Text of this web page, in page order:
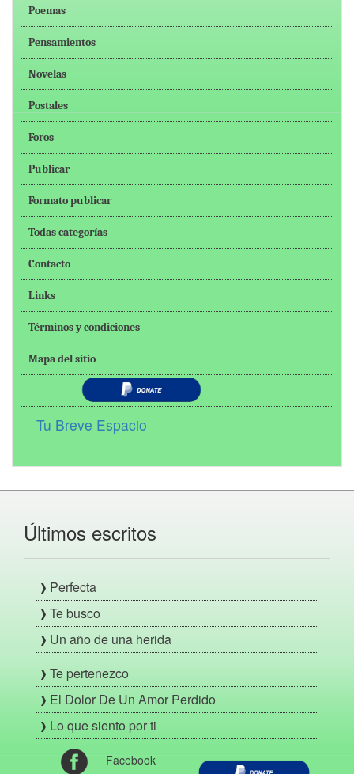
Poemas
Pensamientos
Novelas
Postales
Foros
Publicar
Formato publicar
Todas categorías
Contacto
Links
Términos y condiciones
Mapa del sitio
Tu Breve Espacio
Últimos escritos
Perfecta
Te busco
Un año de una herida
Te pertenezco
El Dolor De Un Amor Perdido
Lo que siento por ti
Facebook